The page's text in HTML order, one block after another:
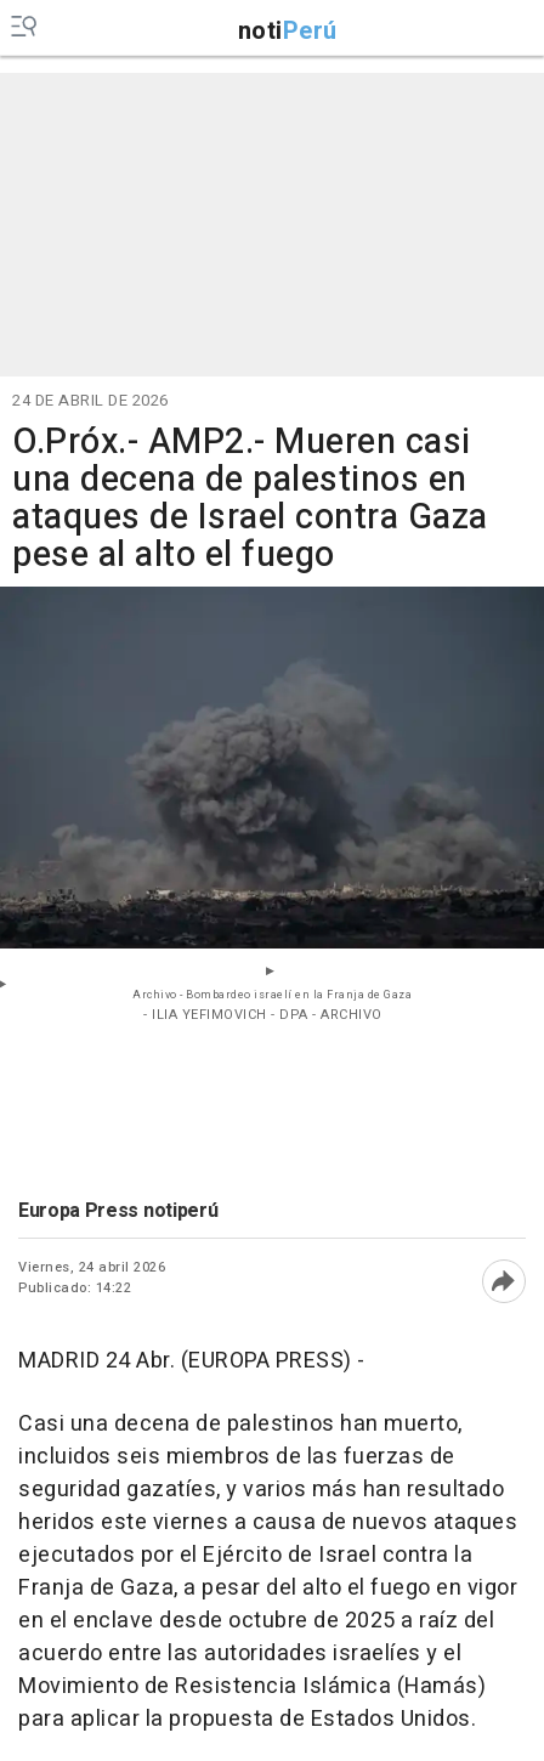
notiPerú
24 DE ABRIL DE 2026
O.Próx.- AMP2.- Mueren casi
una decena de palestinos en
ataques de Israel contra Gaza
pese al alto el fuego
Archivo - Bombardeo israelí en la Franja de Gaza
- ILIA YEFIMOVICH - DPA - ARCHIVO
Europa Press notiperú
Viernes, 24 abril 2026
Publicado: 14:22
MADRID 24 Abr. (EUROPA PRESS) -
Casi una decena de palestinos han muerto,
incluidos seis miembros de las fuerzas de
seguridad gazatíes, y varios más han resultado
heridos este viernes a causa de nuevos ataques
ejecutados por el Ejército de Israel contra la
Franja de Gaza, a pesar del alto el fuego en vigor
en el enclave desde octubre de 2025 a raíz del
acuerdo entre las autoridades israelíes y el
Movimiento de Resistencia Islámica (Hamás)
para aplicar la propuesta de Estados Unidos.